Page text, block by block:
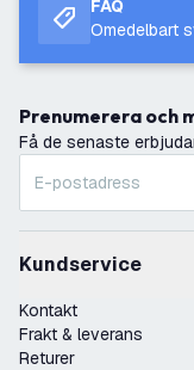
FAQ
Omedelbart
Prenumerera och
Få de senaste
Kundservice
Kontakt
Frakt & leverans
Returer